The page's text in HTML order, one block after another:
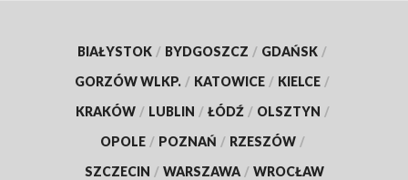
BIAŁYSTOK / BYDGOSZCZ / GDAŃSK /
GORZÓW WLKP. / KATOWICE / KIELCE /
KRAKÓW / LUBLIN / ŁÓDŹ / OLSZTYN /
OPOLE / POZNAŃ / RZESZÓW /
SZCZECIN / WARSZAWA / WROCŁAW